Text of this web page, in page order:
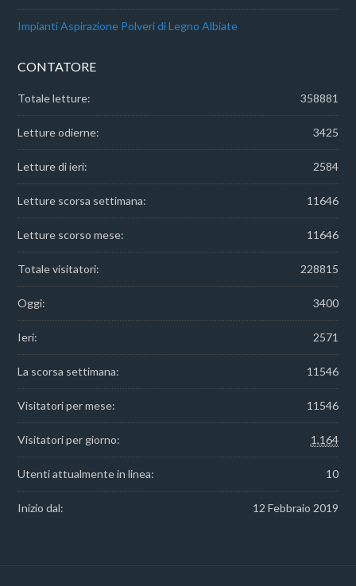
Impianti Aspirazione Polveri di Legno Albiate
CONTATORE
358881
Totale letture:
3425
Letture odierne:
2584
Letture di ieri:
11646
Letture scorsa settimana:
11646
Letture scorso mese:
228815
Totale visitatori:
3400
Oggi:
2571
Ieri:
11546
La scorsa settimana:
11546
Visitatori per mese:
1,164
Visitatori per giorno:
10
Utenti attualmente in linea:
12 Febbraio 2019
Inizio dal: